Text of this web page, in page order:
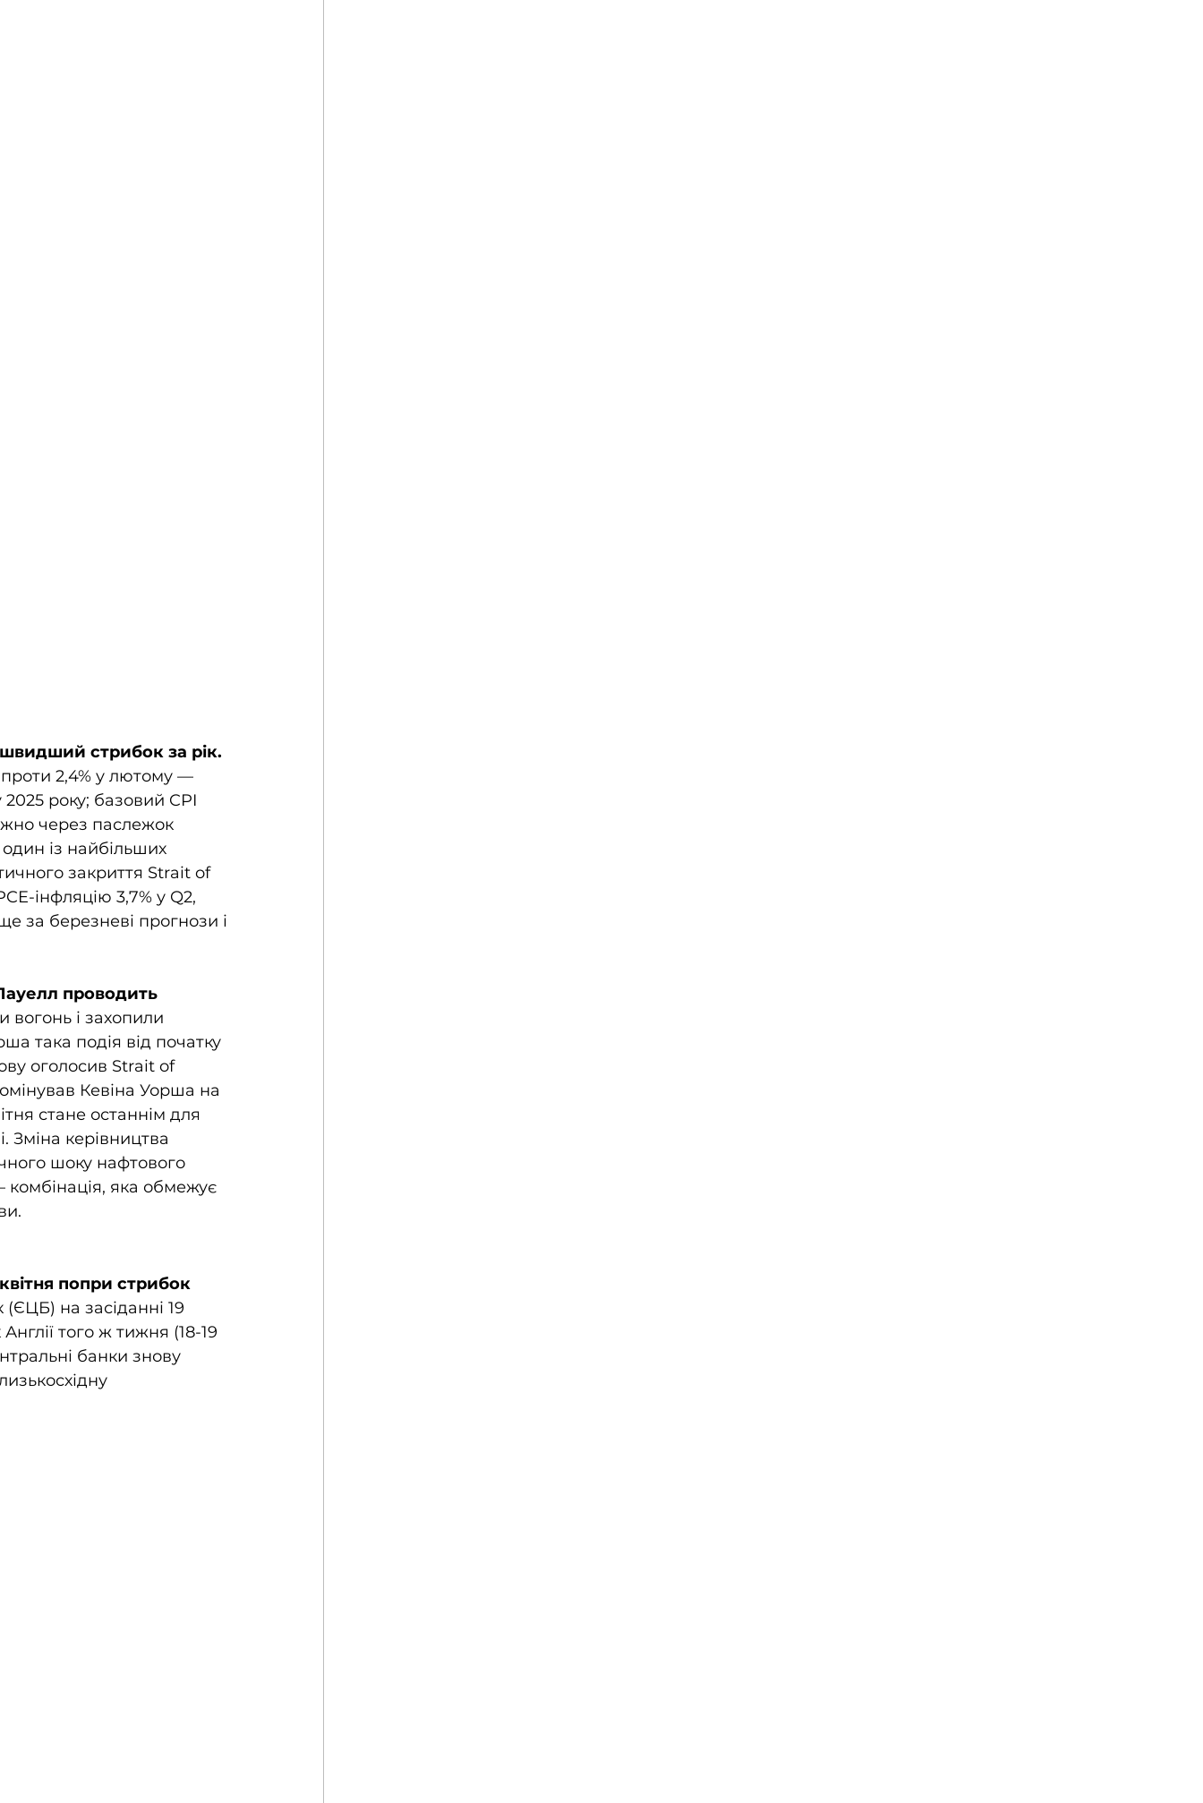
стрибок за рік.
2,4% у лютому —
року; базовий CPI
через паслежок
із найбільших
закриття Strait of
інфляцію 3,7% у Q2,
за березневі прогнози і
проводить
і захопили
така подія від початку
оголосив Strait of
Кевіна Уорша на
стане останнім для
керівництва
шоку нафтового
яка обмежує
попри стрибок
на засіданні 19
того ж тижня (18-19
банки знову